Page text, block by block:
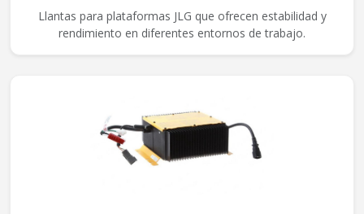
Llantas para plataformas JLG que ofrecen estabilidad y
rendimiento en diferentes entornos de trabajo.